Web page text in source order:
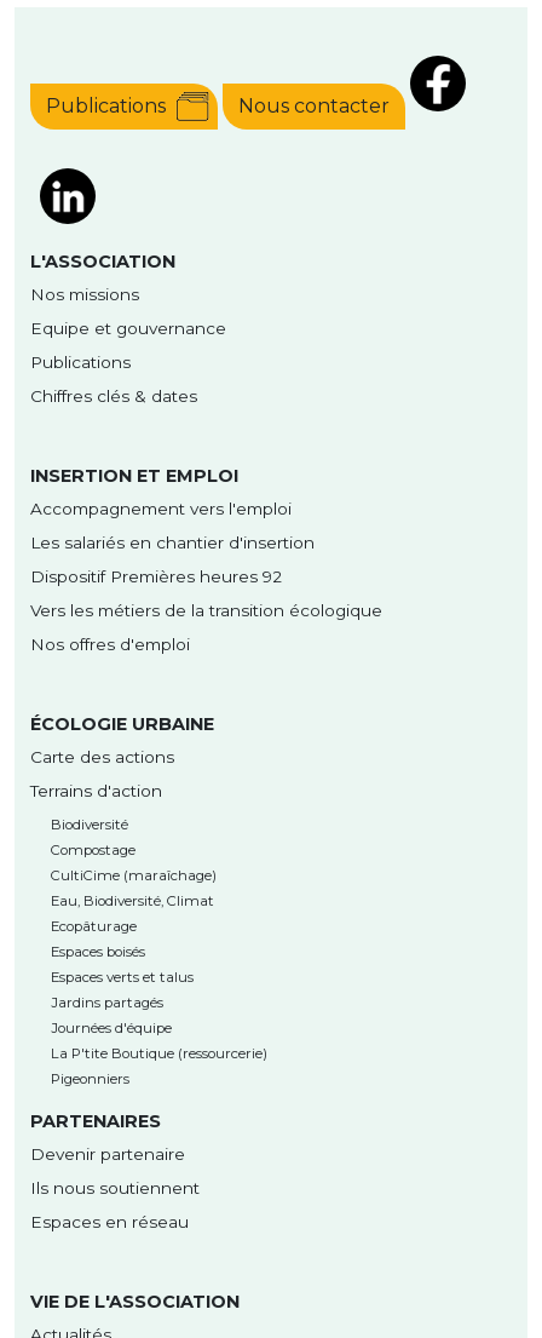
Publications Nous contacter
L'ASSOCIATION
Nos missions
Equipe et gouvernance
Publications
Chiffres clés & dates
INSERTION ET EMPLOI
Accompagnement vers l'emploi
Les salariés en chantier d'insertion
Dispositif Premières heures 92
Vers les métiers de la transition écologique
Nos offres d'emploi
ÉCOLOGIE URBAINE
Carte des actions
Terrains d'action
Biodiversité
Compostage
CultiCime (maraîchage)
Eau, Biodiversité, Climat
Ecopâturage
Espaces boisés
Espaces verts et talus
Jardins partagés
Journées d'équipe
La P'tite Boutique (ressourcerie)
Pigeonniers
PARTENAIRES
Devenir partenaire
Ils nous soutiennent
Espaces en réseau
VIE DE L'ASSOCIATION
Actualités